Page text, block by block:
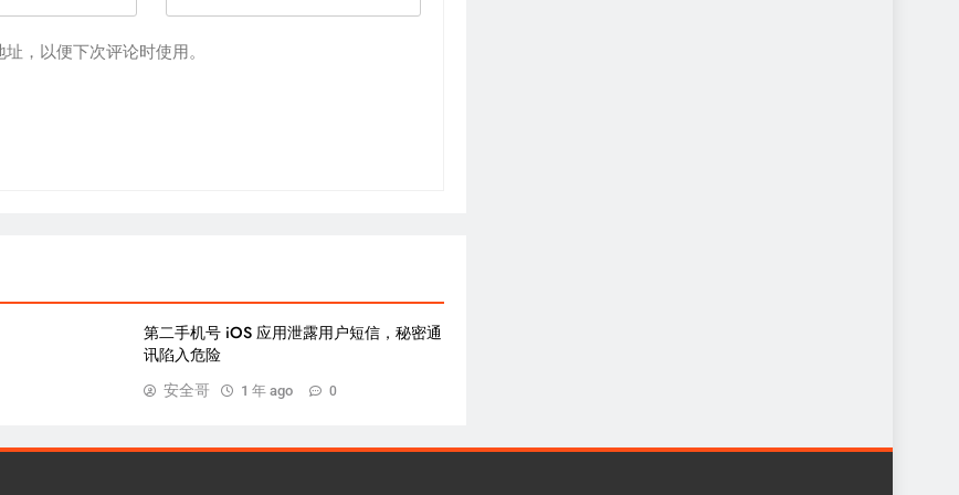
，以便下次评论时使用。
第二手机号 iOS 应用泄露用户短信，秘密通
讯陷入危险
安全哥 1 年 ago 0